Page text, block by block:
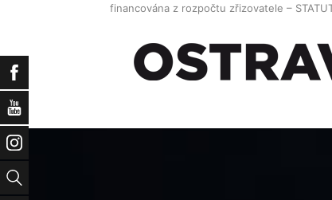
Facebook
YouTube
Instagram
Vyhledat
financována z rozpočtu zřizovatele –